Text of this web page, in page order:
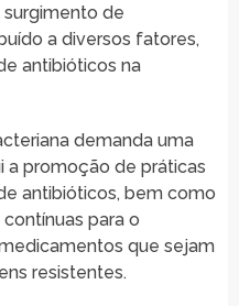
de
a diversos fatores,
antibióticos na
demanda uma
a promoção de práticas
antibióticos, bem como
para o
que sejam
resistentes.